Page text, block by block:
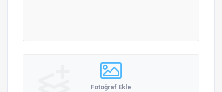
Fotoğraf Ekle